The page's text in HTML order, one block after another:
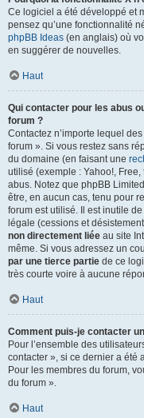
Ce logiciel a été développé et
pensez qu’une fonctionnalité
phpBB Ideas (en anglais) où
en suggérer de nouvelles.
Haut
Qui contacter pour les abus
forum ?
Contactez n’importe lequel
forum ». Si vous restez sans
du domaine (en faisant une
utilisé (exemple : Yahoo!,
abus. Notez que phpBB Limited
être, en aucun cas, tenu pour
forum est utilisé. Il est inutile
légale (cessions et
non directement liée au site
même. Si vous adressez un
par une tierce partie de ce
très courte voire à aucune
Haut
Comment puis-je contacter
Pour l’ensemble des
contacter », si ce dernier a été
Pour les membres du forum,
du forum ».
Haut